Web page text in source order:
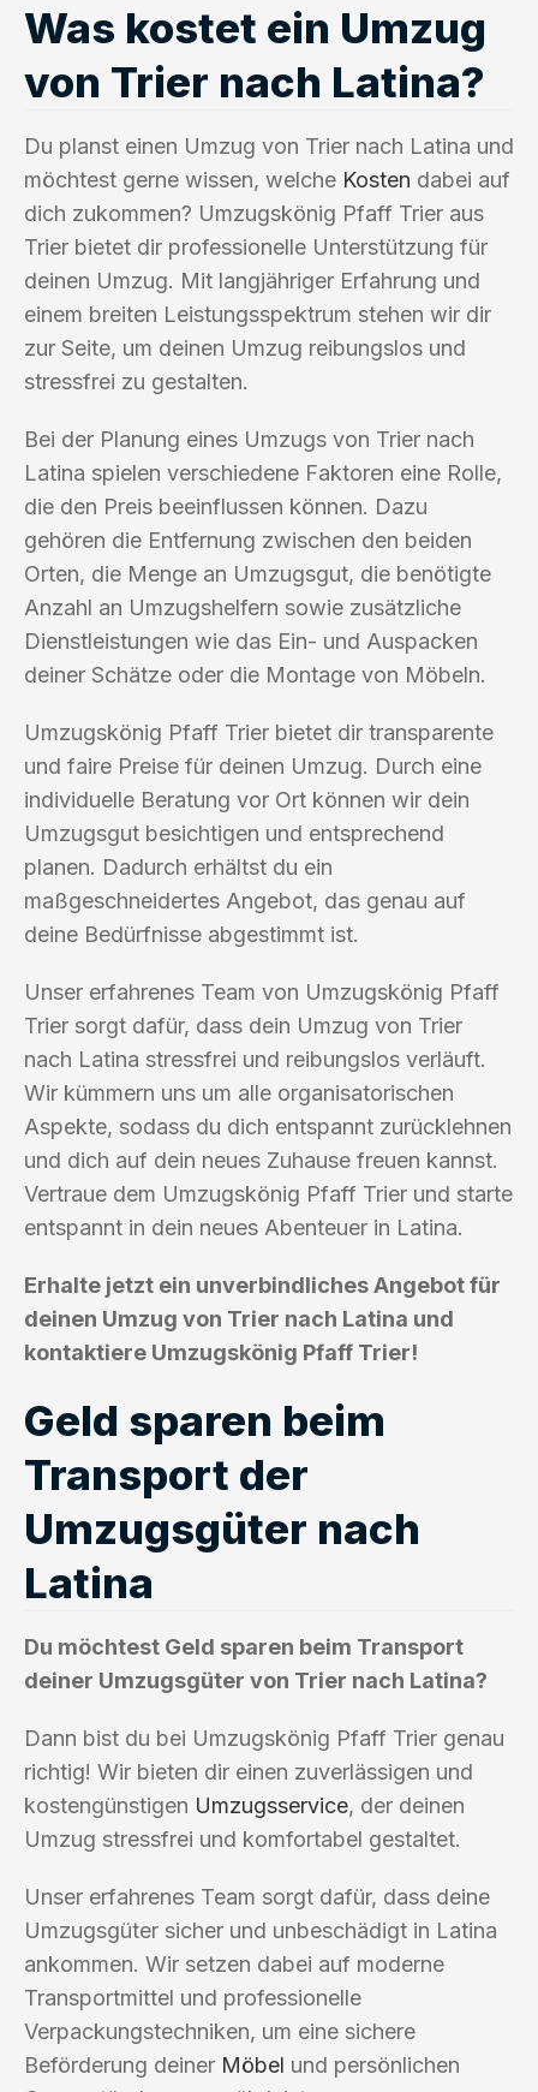
Was kostet ein Umzug
von Trier nach Latina?
Du planst einen Umzug von Trier nach Latina und
möchtest gerne wissen, welche Kosten dabei auf
dich zukommen? Umzugskönig Pfaff Trier aus
Trier bietet dir professionelle Unterstützung für
deinen Umzug. Mit langjähriger Erfahrung und
einem breiten Leistungsspektrum stehen wir dir
zur Seite, um deinen Umzug reibungslos und
stressfrei zu gestalten.
Bei der Planung eines Umzugs von Trier nach
Latina spielen verschiedene Faktoren eine Rolle,
die den Preis beeinflussen können. Dazu
gehören die Entfernung zwischen den beiden
Orten, die Menge an Umzugsgut, die benötigte
Anzahl an Umzugshelfern sowie zusätzliche
Dienstleistungen wie das Ein- und Auspacken
deiner Schätze oder die Montage von Möbeln.
Umzugskönig Pfaff Trier bietet dir transparente
und faire Preise für deinen Umzug. Durch eine
individuelle Beratung vor Ort können wir dein
Umzugsgut besichtigen und entsprechend
planen. Dadurch erhältst du ein
maßgeschneidertes Angebot, das genau auf
deine Bedürfnisse abgestimmt ist.
Unser erfahrenes Team von Umzugskönig Pfaff
Trier sorgt dafür, dass dein Umzug von Trier
nach Latina stressfrei und reibungslos verläuft.
Wir kümmern uns um alle organisatorischen
Aspekte, sodass du dich entspannt zurücklehnen
und dich auf dein neues Zuhause freuen kannst.
Vertraue dem Umzugskönig Pfaff Trier und starte
entspannt in dein neues Abenteuer in Latina.
Erhalte jetzt ein unverbindliches Angebot für
deinen Umzug von Trier nach Latina und
kontaktiere Umzugskönig Pfaff Trier!
Geld sparen beim
Transport der
Umzugsgüter nach
Latina
Du möchtest Geld sparen beim Transport
deiner Umzugsgüter von Trier nach Latina?
Dann bist du bei Umzugskönig Pfaff Trier genau
richtig! Wir bieten dir einen zuverlässigen und
kostengünstigen Umzugsservice, der deinen
Umzug stressfrei und komfortabel gestaltet.
Unser erfahrenes Team sorgt dafür, dass deine
Umzugsgüter sicher und unbeschädigt in Latina
ankommen. Wir setzen dabei auf moderne
Transportmittel und professionelle
Verpackungstechniken, um eine sichere
Beförderung deiner Möbel und persönlichen